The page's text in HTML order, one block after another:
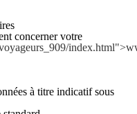
concerner votre
à titre indicatif sous